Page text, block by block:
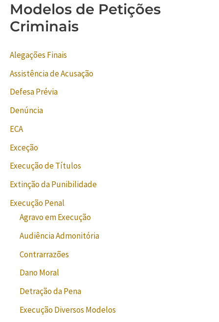
Modelos de Petições
Criminais
Alegações Finais
Assistência de Acusação
Defesa Prévia
Denúncia
ECA
Exceção
Execução de Títulos
Extinção da Punibilidade
Execução Penal
Agravo em Execução
Audiência Admonitória
Contrarrazões
Dano Moral
Detração da Pena
Execução Diversos Modelos